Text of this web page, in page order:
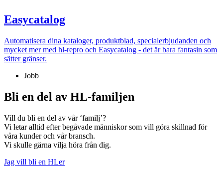
Easycatalog
Automatisera dina kataloger, produktblad, specialerbjudanden och
mycket mer med hl-repro och Easycatalog - det är bara fantasin som
sätter gränser.
Jobb
Bli en del av HL-familjen
Vill du bli en del av vår ‘familj’?
Vi letar alltid efter begåvade människor som vill göra skillnad för
våra kunder och vår bransch.
Vi skulle gärna vilja höra från dig.
Jag vill bli en HLer